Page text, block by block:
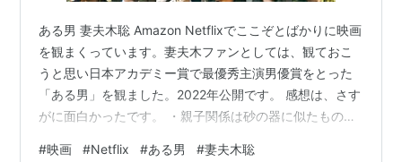
ある男 妻夫木聡 Amazon Netflixでここぞとばかりに映画
を観まくっています。妻夫木ファンとしては、観ておこ
うと思い日本アカデミー賞で最優秀主演男優賞をとった
「ある男」を観ました。2022年公開です。 感想は、さす
がに面白かったです。 ・親子関係は砂の器に似たものを
・子役含め俳優陣がみな良い ・安藤サクラと眞島の初め
#映画 #Netflix #ある男 #妻夫木聡